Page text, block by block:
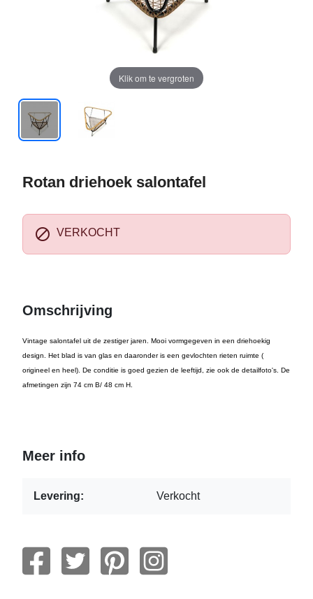
Klik om te vergroten
Rotan driehoek salontafel
 VERKOCHT
Omschrijving
Vintage salontafel uit de zestiger jaren. Mooi vormgegeven in een driehoekig
design. Het blad is van glas en daaronder is een gevlochten rieten ruimte (
origineel en heel). De conditie is goed gezien de leeftijd, zie ook de detailfoto's. De
afmetingen zijn 74 cm B/ 48 cm H.
Meer info
Levering: Verkocht